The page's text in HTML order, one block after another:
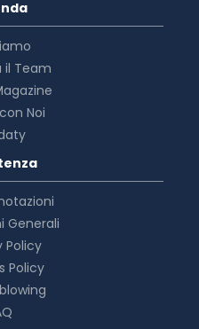
il Team
Noi
Generali
Policy
Policy